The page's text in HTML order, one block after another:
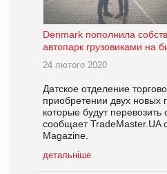
Denmark пополнила
автопарк грузовиками на
24 лютого 2020
Датское отделение
приобретении двух новых
которые будут
сообщает TradeMaster.UA
Magazine.
детальніше